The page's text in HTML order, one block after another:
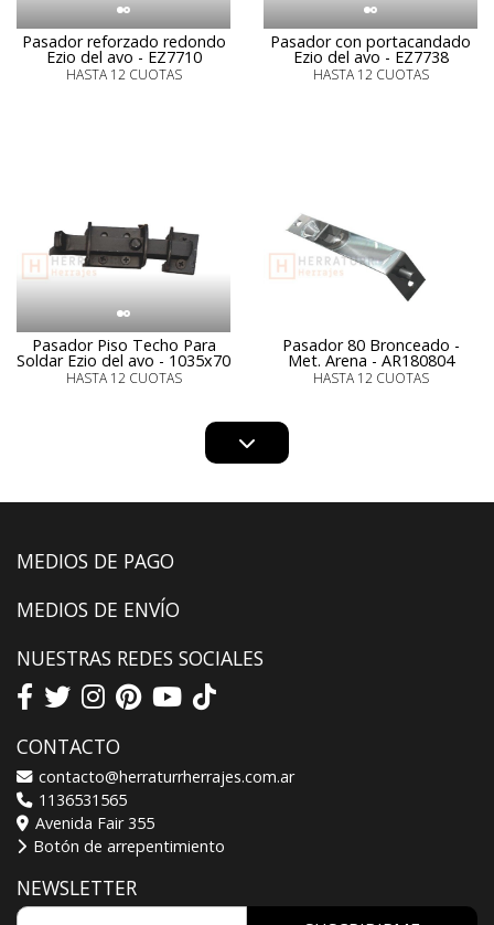
Pasador reforzado redondo
Ezio del avo - EZ7710
HASTA 12 CUOTAS
Pasador con portacandado
Ezio del avo - EZ7738
HASTA 12 CUOTAS
Pasador Piso Techo Para
Soldar Ezio del avo - 1035x70
HASTA 12 CUOTAS
Pasador 80 Bronceado -
Met. Arena - AR180804
HASTA 12 CUOTAS
MEDIOS DE PAGO
MEDIOS DE ENVÍO
NUESTRAS REDES SOCIALES
CONTACTO
contacto@herraturrherrajes.com.ar
1136531565
Avenida Fair 355
Botón de arrepentimiento
NEWSLETTER